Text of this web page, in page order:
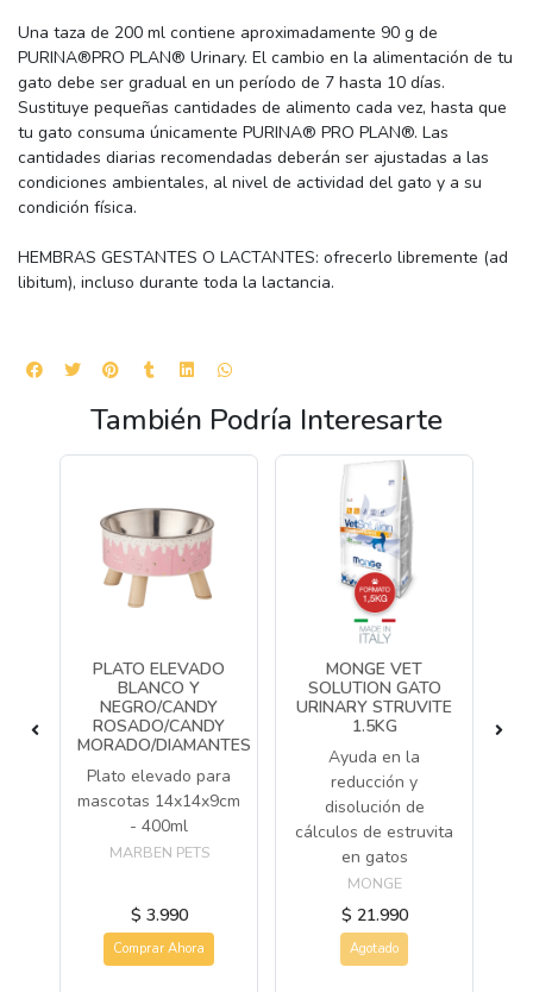
Una taza de 200 ml contiene aproximadamente 90 g de
PURINA®PRO PLAN® Urinary. El cambio en la alimentación de tu
gato debe ser gradual en un período de 7 hasta 10 días.
Sustituye pequeñas cantidades de alimento cada vez, hasta que
tu gato consuma únicamente PURINA® PRO PLAN®. Las
cantidades diarias recomendadas deberán ser ajustadas a las
condiciones ambientales, al nivel de actividad del gato y a su
condición física.
HEMBRAS GESTANTES O LACTANTES: ofrecerlo libremente (ad
libitum), incluso durante toda la lactancia.
También Podría Interesarte
PLATO ELEVADO
BLANCO Y
NEGRO/CANDY
ROSADO/CANDY
MORADO/DIAMANTES
Plato elevado para
mascotas 14x14x9cm
- 400ml
MARBEN PETS
$ 3.990
Comprar Ahora
MONGE VET
SOLUTION GATO
URINARY STRUVITE
1.5KG
Ayuda en la
reducción y
disolución de
cálculos de estruvita
en gatos
MONGE
$ 21.990
Agotado